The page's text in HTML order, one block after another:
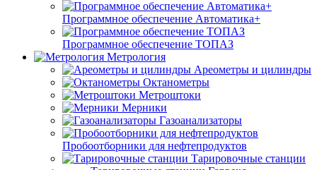
Программное обеспечение Автоматика+
Программное обеспечение ТОПАЗ
Метрология
Ареометры и цилиндры
Октанометры
Метроштоки
Мерники
Газоанализаторы
Пробоотборники для нефтепродуктов
Тарировочные станции